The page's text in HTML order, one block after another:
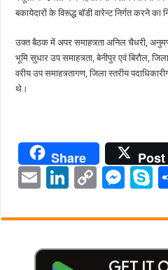
बकायेदारों के विरूद्ध बाॅडी वारेन्ट निर्गत करने का
उक्त बैठक में अपर समाहत्र्ता अनिल चैधरी,
भूमि सुधार उप समाहत्र्ता, बेनीपुर एवं बिरौल,
वरीय उप समाहत्र्तागण, जिला स्तरीय
थे।
Share Post
E
ai
l
Li
k
e
C
p
y
M
se
n
p
e